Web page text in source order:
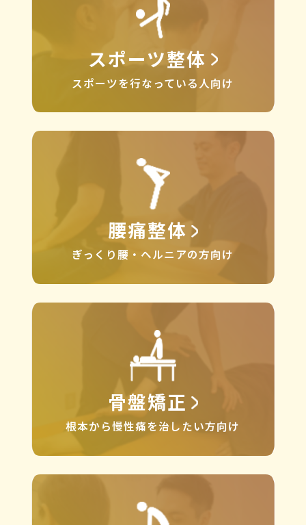
スポーツ整体
スポーツを行なっている人向け
腰痛整体
ぎっくり腰・ヘルニアの方向け
骨盤矯正
根本から慢性痛を治したい方向け